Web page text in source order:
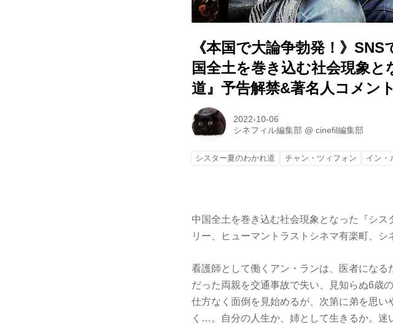
《本国で大論争勃発！》
国全土を巻き込む社会現象
道』予告解禁&著名人コメン
2022-10-06
シネフィル編集部 @cinefil編集部
シスター夏のわかれ道 チャン・ツィフォン イン・
中国全土を巻き込む社会現象となった『シ
リー、ヒューマントラストシネマ有楽町、シ
看護師として働くアン・ランは、医者にな
だった両親を交通事故で失い、見知らぬ6歳
仕方なく面倒を見始めるが、次第に弟を思
く…。自分の人生か、姉として生きるか。迷